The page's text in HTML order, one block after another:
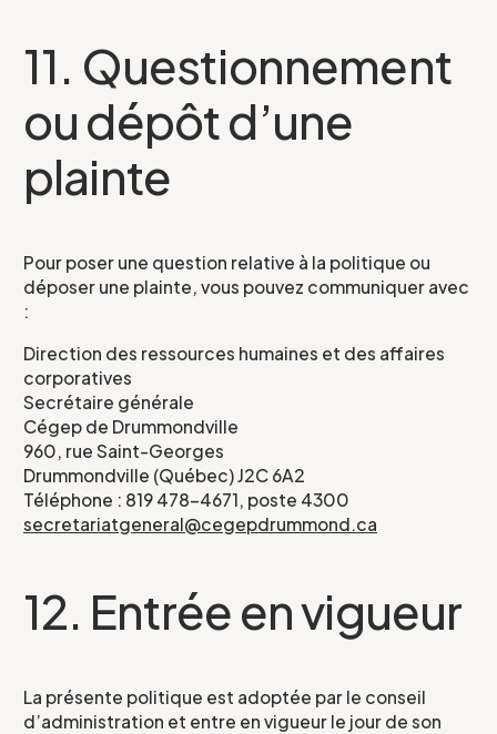
11. Questionnement
ou dépôt d’une
plainte
Pour poser une question relative à la politique ou
déposer une plainte, vous pouvez communiquer avec
:
Direction des ressources humaines et des affaires
corporatives
Secrétaire générale
Cégep de Drummondville
960, rue Saint-Georges
Drummondville (Québec) J2C 6A2
Téléphone : 819 478-4671, poste 4300
secretariatgeneral@cegepdrummond.ca
12. Entrée en vigueur
La présente politique est adoptée par le conseil
d’administration et entre en vigueur le jour de son